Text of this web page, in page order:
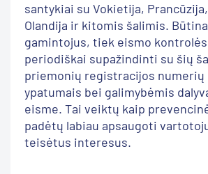
santykiai su Vokietija,
Olandija ir kitomis šalimis.
gamintojus, tiek eismo
periodiškai supažindinti su šių
priemonių registracijos
ypatumais bei galimybėmis
eisme. Tai veiktų kaip
padėtų labiau apsaugoti
teisėtus interesus.